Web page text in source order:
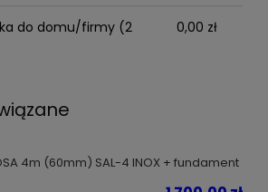
do domu/firmy (2
0,00 zł
4m (60mm) SAL-4 INOX + fundament